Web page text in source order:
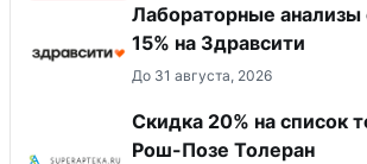
Лабораторные анализы
15% на Здравсити
До 31 августа, 2026
Скидка 20% на список
Рош-Позе Толеран